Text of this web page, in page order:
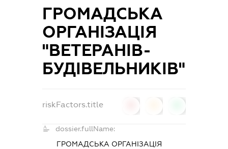
ГРОМАДСЬКА
ОРГАНІЗАЦІЯ
"ВЕТЕРАНІВ-
БУДІВЕЛЬНИКІВ"
riskFactors.title
dossier.fullName:
ГРОМАДСЬКА ОРГАНІЗАЦІЯ